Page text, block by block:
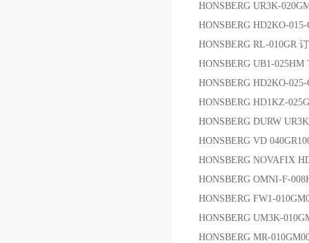
HONSBERG UR3K-
HONSBERG HD2KO-
HONSBERG RL-010GR
HONSBERG UB1-
HONSBERG HD2KO-
HONSBERG HD1KZ-
HONSBERG DURW
HONSBERG VD
HONSBERG NOVAFIX
HONSBERG OMNI-F-
HONSBERG FW1-
HONSBERG UM3K-
HONSBERG MR-